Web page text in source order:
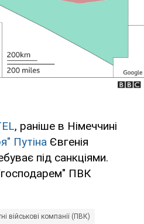
, раніше в Німеччині
Путіна Євгенія
під санкціями.
ПВК
військові компанії (ПВК)